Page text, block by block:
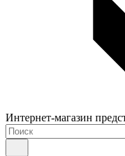
Интернет-магазин